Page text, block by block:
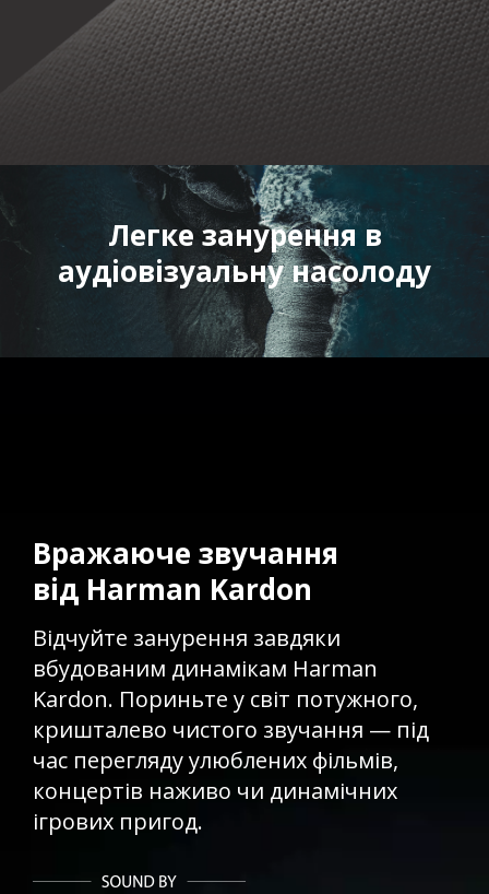
Легке занурення в
аудіовізуальну насолоду
Вражаюче звучання
від Harman Kardon
Відчуйте занурення завдяки
вбудованим динамікам Harman
Kardon. Пориньте у світ потужного,
кришталево чистого звучання — під
час перегляду улюблених фільмів,
концертів наживо чи динамічних
ігрових пригод.